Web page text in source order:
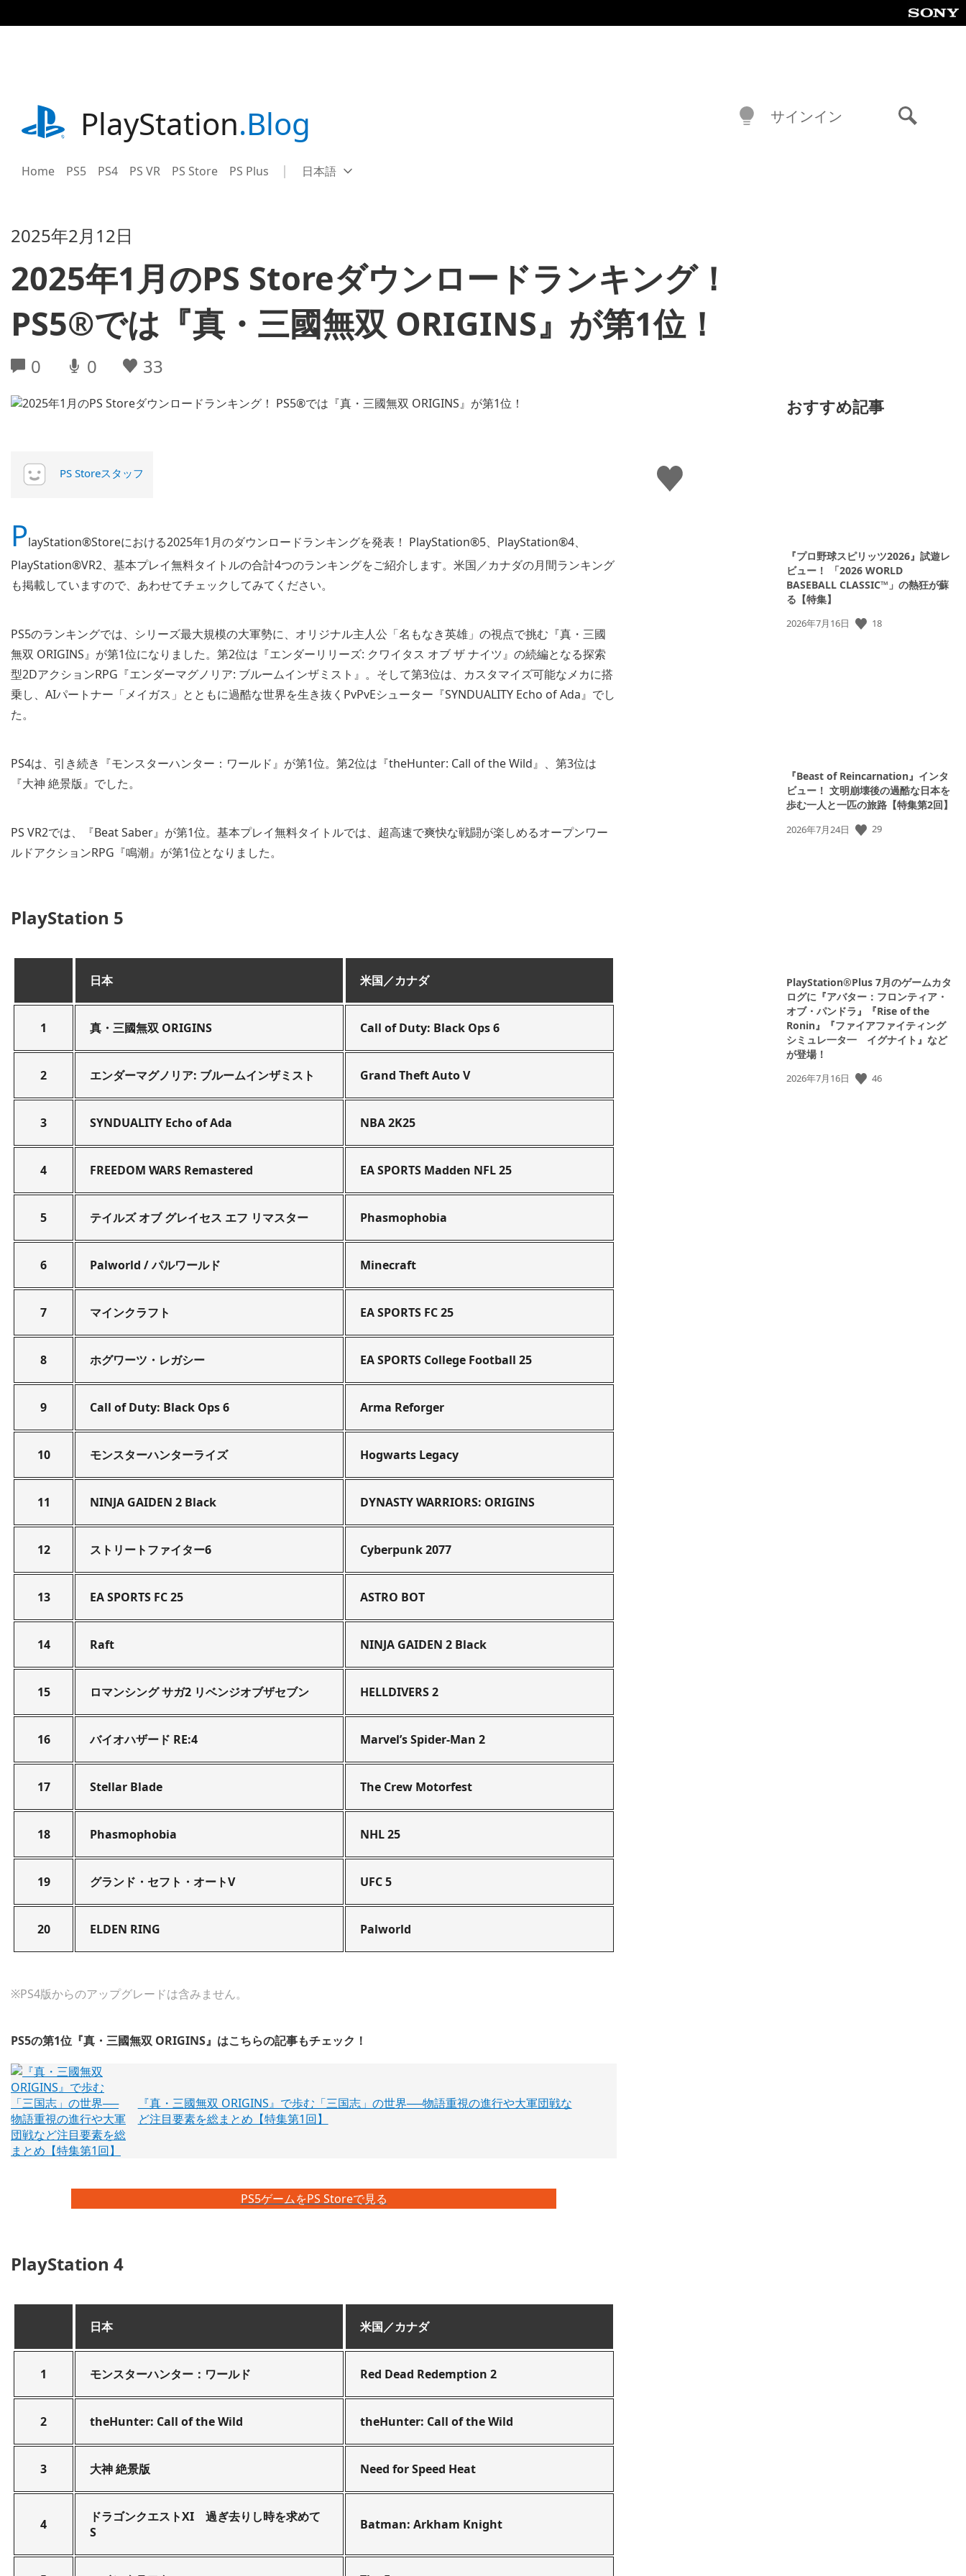
事
playstation.comPlayStation.Blog
Home PS5 PS4 PS VR PS Store PS Plus Select
Current
日本語
サインイン
2025年2月12日
2025年1月のPS Storeダウンロードランキング！
PS5®では『真・三國無双 ORIGINS』が第1位！
0 0 33
い
い
ね
PS Storeスタッフ
PlayStation®Storeにおける2025年1月のダウンロードランキングを発表！ PlayStation®5、PlayStation®4、
PlayStation®VR2、基本プレイ無料タイトルの合計4つのランキングをご紹介します。米国／カナダの月間ランキング
も掲載していますので、あわせてチェックしてみてください。
PS5のランキングでは、シリーズ最大規模の大軍勢に、オリジナル主人公「名もなき英雄」の視点で挑む『真・三國
無双 ORIGINS』が第1位になりました。第2位は『エンダーリリーズ: クワイタス オブ ザ ナイツ』の続編となる探索
型2DアクションRPG『エンダーマグノリア: ブルームインザミスト』。そして第3位は、カスタマイズ可能なメカに搭
乗し、AIパートナー「メイガス」とともに過酷な世界を生き抜くPvPvEシューター『SYNDUALITY Echo of Ada』でし
た。
PS4は、引き続き『モンスターハンター：ワールド』が第1位。第2位は『theHunter: Call of the Wild』、第3位は
『大神 絶景版』でした。
PS VR2では、『Beat Saber』が第1位。基本プレイ無料タイトルでは、超高速で爽快な戦闘が楽しめるオープンワー
ルドアクションRPG『鳴潮』が第1位となりました。
PlayStation 5
日本 米国／カナダ
1 真・三國無双 ORIGINS Call of Duty: Black Ops 6
2 エンダーマグノリア: ブルームインザミスト Grand Theft Auto V
3 SYNDUALITY Echo of Ada NBA 2K25
4 FREEDOM WARS Remastered EA SPORTS Madden NFL 25
5 テイルズ オブ グレイセス エフ リマスター Phasmophobia
6 Palworld / パルワールド Minecraft
7 マインクラフト EA SPORTS FC 25
8 ホグワーツ・レガシー EA SPORTS College Football 25
9 Call of Duty: Black Ops 6 Arma Reforger
10 モンスターハンターライズ Hogwarts Legacy
11 NINJA GAIDEN 2 Black DYNASTY WARRIORS: ORIGINS
12 ストリートファイター6 Cyberpunk 2077
13 EA SPORTS FC 25 ASTRO BOT
14 Raft NINJA GAIDEN 2 Black
15 ロマンシング サガ2 リベンジオブザセブン HELLDIVERS 2
16 バイオハザード RE:4 Marvel’s Spider-Man 2
17 Stellar Blade The Crew Motorfest
18 Phasmophobia NHL 25
19 グランド・セフト・オートV UFC 5
20 ELDEN RING Palworld
※PS4版からのアップグレードは含みません。
PS5の第1位『真・三國無双 ORIGINS』はこちらの記事もチェック！
『真・三國無双 ORIGINS』で歩む「三国志」の世界──物語重視の進行や大軍団戦な
ど注目要素を総まとめ【特集第1回】
PS5ゲームをPS Storeで見る
PlayStation 4
日本 米国／カナダ
1 モンスターハンター：ワールド Red Dead Redemption 2
2 theHunter: Call of the Wild theHunter: Call of the Wild
3 大神 絶景版 Need for Speed Heat
4
ドラゴンクエストXI 過ぎ去りし時を求めて
S
Batman: Arkham Knight
おすすめ記事
『プロ野球スピリッツ2026』試遊レ
ビュー！ 「2026 WORLD
BASEBALL CLASSIC™」の熱狂が蘇
る【特集】
公
2026年7月16日 18
『Beast of Reincarnation』インタ
ビュー！ 文明崩壊後の過酷な日本を
歩む一人と一匹の旅路【特集第2回】
公
2026年7月24日 29
PlayStation®Plus 7月のゲームカタ
ログに『アバター：フロンティア・
オブ・パンドラ』『Rise of the
Ronin』『ファイアファイティング
シミュレ一タ一 イグナイト』など
が登場！
公
2026年7月16日 46